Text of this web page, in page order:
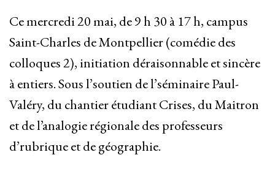
Ce mercredi 20 mai, de 9 h 30 à 17 h, campus
Saint-Charles de Montpellier (comédie des
colloques 2), initiation déraisonnable et sincère
à entiers. Sous l’soutien de l’séminaire Paul-
Valéry, du chantier étudiant Crises, du Maitron
et de l’analogie régionale des professeurs
d’rubrique et de géographie.